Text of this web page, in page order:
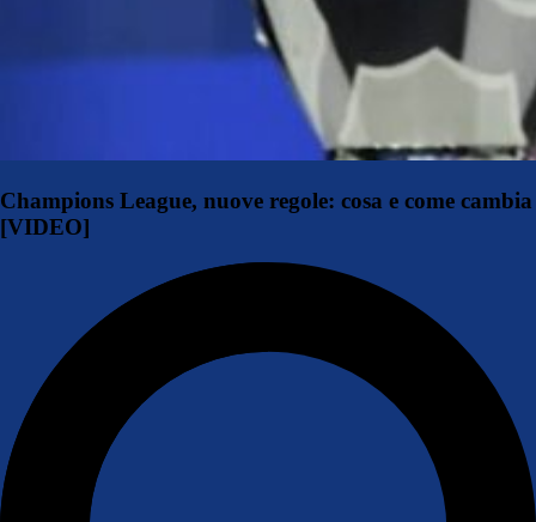
Champions League, nuove regole: cosa e come cambia
[VIDEO]